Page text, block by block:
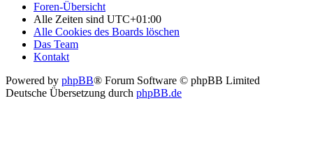
Foren-Übersicht
Alle Zeiten sind UTC+01:00
Alle Cookies des Boards löschen
Das Team
Kontakt
Powered by phpBB® Forum Software © phpBB Limited
Deutsche Übersetzung durch phpBB.de